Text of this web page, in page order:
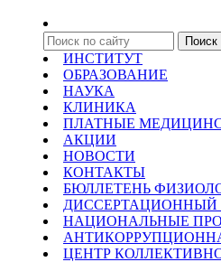
ИНСТИТУТ
ОБРАЗОВАНИЕ
НАУКА
КЛИНИКА
ПЛАТНЫЕ
АКЦИИ
НОВОСТИ
КОНТАКТЫ
БЮЛЛЕТЕНЬ
ДИССЕРТАЦИОННЫЙ
НАЦИОНАЛЬНЫЕ
ЦЕНТР